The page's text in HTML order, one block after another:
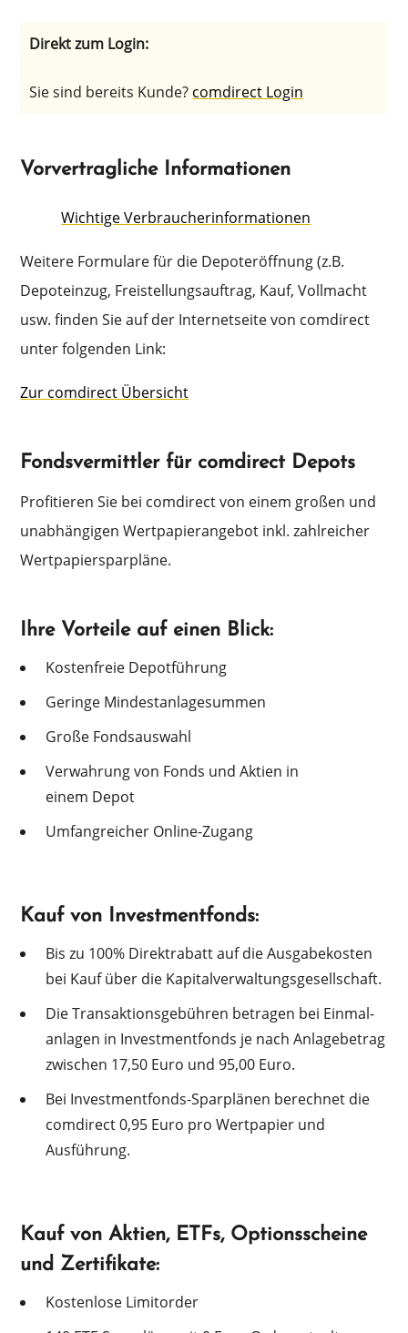
Direkt zum Login:
Sie sind bereits Kunde? comdi­rect Login
Vorvertragliche Informationen
Wichti­ge Verbraucherinformationen
Weite­re Formu­la­re für die Depoter­öff­nung (z.B.
Depote­in­zug, Freistel­lungs­auf­trag, Kauf, Vollmacht
usw. finden Sie auf der Inter­net­sei­te von comdi­rect
unter folgen­den Link:
Zur comdi­rect Übersicht
Fondsvermittler für comdirect Depots
Profi­tie­ren Sie bei comdi­rect von einem großen und
unabhän­gi­gen Wertpa­pier­an­ge­bot inkl. zahlrei­cher
Wertpapiersparpläne.
Ihre Vorteile auf einen Blick:
Kosten­freie Depotführung
Gerin­ge Mindestanlagesummen
Große Fonds­aus­wahl
Verwah­rung von Fonds und Aktien in
einem Depot
Umfang­rei­cher Online-Zugang
Kauf von Investmentfonds:
Bis zu 100% Direk­tra­batt auf die Ausga­be­kos­ten
bei Kauf über die Kapitalverwaltungsgesellschaft.
Die Trans­ak­ti­ons­ge­büh­ren betra­gen bei Einmal­
an­la­gen in Invest­ment­fonds je nach Anlage­be­trag
zwischen 17,50 Euro und 95,00 Euro.
Bei Invest­ment­fonds-Sparplä­nen berech­net die
comdi­rect 0,95 Euro pro Wertpa­pier und
Ausführung.
Kauf von Aktien, ETFs, Optionsscheine
und Zertifikate:
Kosten­lo­se Limitorder